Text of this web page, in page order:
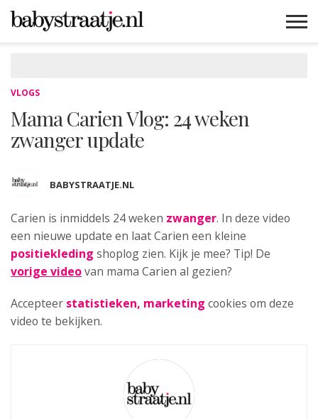
VLOGS
Mama Carien Vlog: 24 weken
zwanger update
BABYSTRAATJE.NL
Carien is inmiddels 24 weken zwanger. In deze video
een nieuwe update en laat Carien een kleine
positiekleding shoplog zien. Kijk je mee? Tip! De
vorige videovan mama Carien al gezien?
Accepteer statistieken, marketing cookies om deze
video te bekijken.